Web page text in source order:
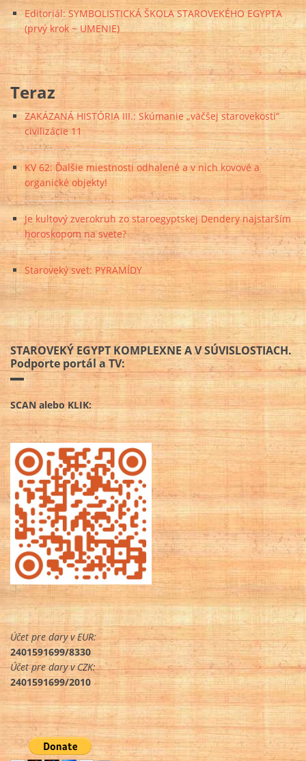
Editoriál: SYMBOLISTICKÁ ŠKOLA STAROVEKÉHO EGYPTA
(prvý krok ~ UMENIE)
Teraz
ZAKÁZANÁ HISTÓRIA III.: Skúmanie „väčšej starovekosti“
civilizácie 11
KV 62: Ďalšie miestnosti odhalené a v nich kovové a
organické objekty!
Je kultový zverokruh zo staroegyptskej Dendery najstarším
horoskopom na svete?
Staroveký svet: PYRAMÍDY
STAROVEKÝ EGYPT KOMPLEXNE A V SÚVISLOSTIACH.
Podporte portál a TV:
SCAN alebo KLIK:
Účet pre dary v EUR:
2401591699/8330
Účet pre dary v CZK:
2401591699/2010